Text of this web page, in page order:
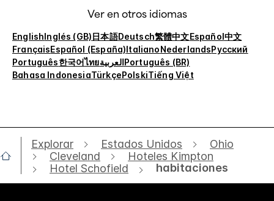
Ver en otros idiomas
EnglishInglés (GB)日本語Deutsch繁體中文Español中文
FrançaisEspañol (España)ItalianoNederlandsРусский
Português한국어ไทยالعربيةPortuguês (BR)
Bahasa IndonesiaTürkçePolskiTiếng Việt
Explorar Estados Unidos
Ohio
Cleveland
Hoteles Kimpton
Hotel Schofield
habitaciones